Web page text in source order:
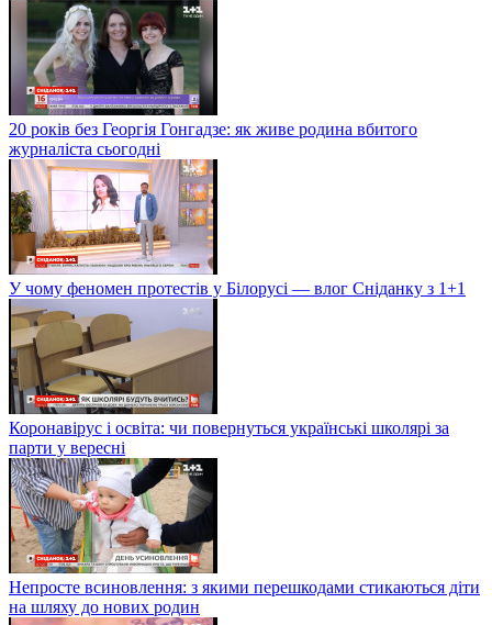
20 років без Георгія Гонгадзе: як живе родина вбитого
журналіста сьогодні
У чому феномен протестів у Білорусі — влог Сніданку з 1+1
Коронавірус і освіта: чи повернуться українські школярі за
парти у вересні
Непросте всиновлення: з якими перешкодами стикаються діти
на шляху до нових родин